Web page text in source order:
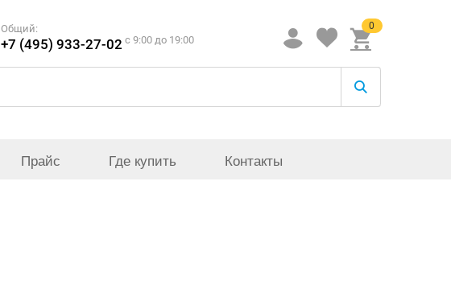
Общий:
+7 (495) 933-27-02 c 9:00 до 19:00
0
Прайс Где купить Контакты